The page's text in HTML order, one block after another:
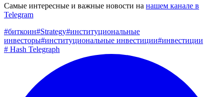
Самые интересные и важные новости на нашем канале в
Telegram
#биткоин#Strategy#институциональные
инвесторы#институциональные инвестиции#инвестиции
# Hash Telegraph